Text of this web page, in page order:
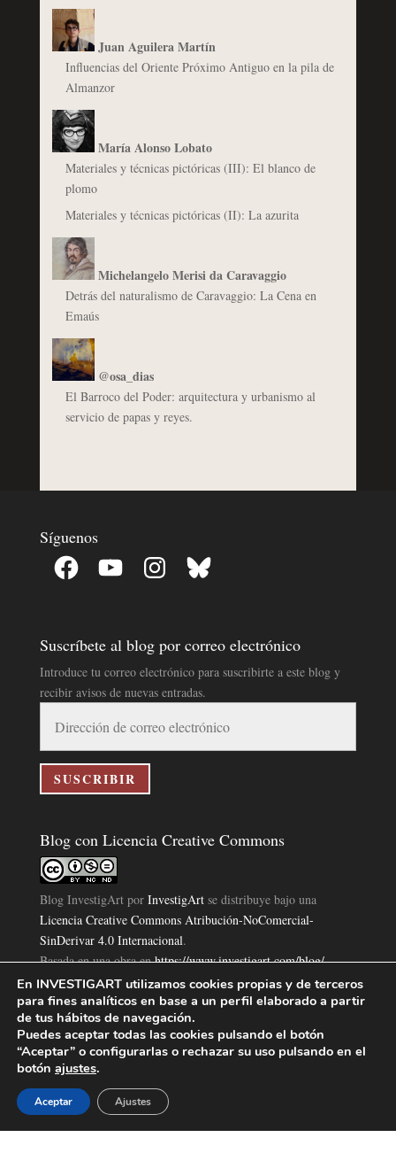
Juan Aguilera Martín
Influencias del Oriente Próximo Antiguo en la pila de
Almanzor
María Alonso Lobato
Materiales y técnicas pictóricas (III): El blanco de
plomo
Materiales y técnicas pictóricas (II): La azurita
Michelangelo Merisi da Caravaggio
Detrás del naturalismo de Caravaggio: La Cena en
Emaús
@osa_dias
El Barroco del Poder: arquitectura y urbanismo al
servicio de papas y reyes.
Síguenos
Facebook YouTube InstagramBluesky
Suscríbete al blog por correo electrónico
Introduce tu correo electrónico para suscribirte a este blog y
recibir avisos de nuevas entradas.
correo
electrónico
SUSCRIBIR
Blog con Licencia Creative Commons
Blog InvestigArtpor InvestigArtse distribuye bajo una
Licencia Creative Commons Atribución-NoComercial-
SinDerivar 4.0 Internacional.
Basada en una obra enhttps://www.investigart.com/blog/.
Política de Privacidad
Investigart Copyright © 2019. |
En INVESTIGART utilizamos cookies propias y de terceros
para fines analíticos en base a un perfil elaborado a partir
de tus hábitos de navegación.
Puedes aceptar todas las cookies pulsando el botón
“Aceptar” o configurarlas o rechazar su uso pulsando en el
botón ajustes.
Aceptar Ajustes